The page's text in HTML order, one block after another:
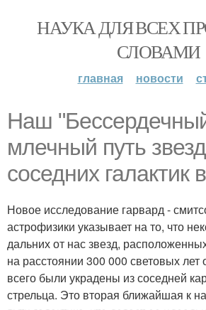
НАУКА ДЛЯ ВСЕХ
СЛОВАМИ
главная новости
Наш
млечный путь
соседних галактик
Новое исследование гарвард -
астрофизики указывает на то, что
дальних от нас звезд,
на расстоянии 300 000 световых лет
всего были украдены из соседней
стрельца. Это вторая ближайшая к